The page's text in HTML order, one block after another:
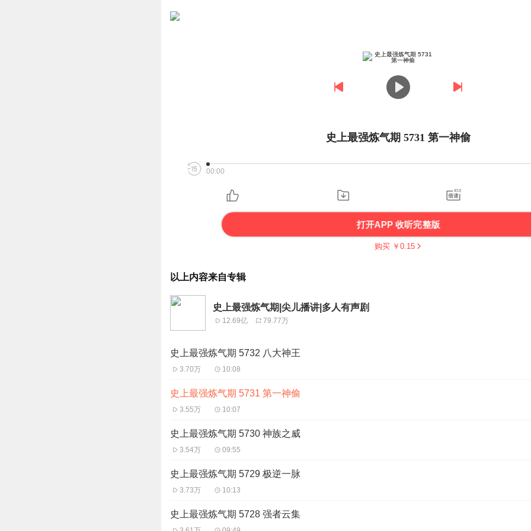
史上最强炼气期 5731 第一神偷
00:00
打开APP 收听完整版
购买 ￥ 0.15
以上内容来自专辑
史上最强炼气期|尖儿播讲|多人有声剧
12.69亿 79.77万
史上最强炼气期 5732 八大神王
3.70万 10:08
史上最强炼气期 5731 第一神偷
3.55万 10:07
史上最强炼气期 5730 神族之威
3.54万 09:55
史上最强炼气期 5729 极逆一脉
3.73万 10:13
史上最强炼气期 5728 强者云集